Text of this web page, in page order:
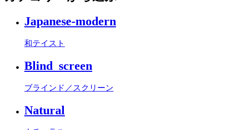
Japanese-modern
和テイスト
Blind_screen
ブラインド／スクリーン
Natural